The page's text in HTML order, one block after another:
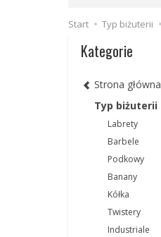
Start Typ biżuterii
Kategorie
Strona główna
Typ biżuterii
Labrety
Barbele
Podkowy
Banany
Kółka
Twistery
Industriale